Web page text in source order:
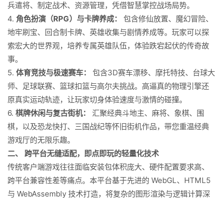
兵遣将、制定战术、资源管理，凭借智慧掌控战场局势。
4. 角色扮演（RPG）与卡牌养成：
包含修仙放置、魔幻冒险、
地牢刷宝、回合制卡牌、英雄收集与剧情养成等。玩家可以探
索宏大的世界观，培养专属英雄队伍，体验跌宕起伏的传奇故
事。
5. 体育竞技与极速赛车：
包含3D赛车漂移、摩托特技、台球大
师、足球联赛、篮球扣篮与高尔夫挑战。高逼真的物理引擎还
原真实运动轨迹，让玩家切身体验速度与激情的碰撞。
6. 棋牌休闲与复古街机：
汇聚经典斗地主、麻将、象棋、围
棋，以及恐龙快打、三国战纪等怀旧街机作品，带您重温经典
游戏厅的无限乐趣。
二、 跨平台无缝适配，即点即玩的轻量化技术
传统客户端游戏往往面临安装包体积庞大、硬件配置要求高、
跨平台兼容性差等痛点。本平台基于先进的 WebGL、HTML5
与 WebAssembly 技术打造，将复杂的图形渲染与逻辑计算深